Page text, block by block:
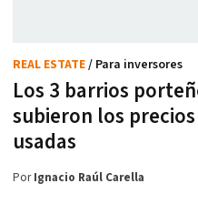
Los 3 barrios
subieron los
usadas
REAL ESTATE/ Para inversores
PorIgnacio Raúl Carella